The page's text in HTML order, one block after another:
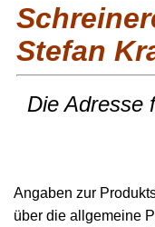
Stefan
Die Adresse
Angaben zur
über die allgemeine